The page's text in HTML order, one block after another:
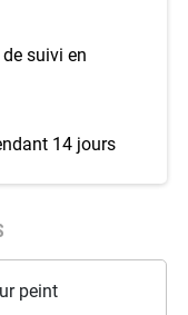
suivi en
14 jours
peint